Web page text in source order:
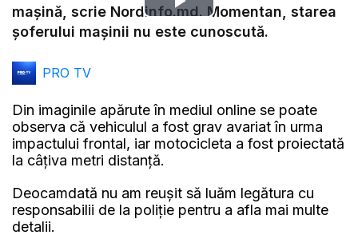
Play
mașină, scrie Nordinfo.md. Momentan, starea
șoferului mașinii nu este cunoscută.
PRO TV
Din imaginile apărute în mediul online se poate
observa că vehiculul a fost grav avariat în urma
impactului frontal, iar motocicleta a fost proiectată
la câțiva metri distanță.
Deocamdată nu am reușit să luăm legătura cu
responsabilii de la poliție pentru a afla mai multe
detalii.